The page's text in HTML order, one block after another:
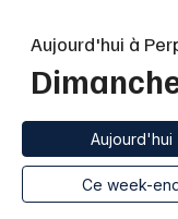
Grands
Activité &
Colmar
Lille
Lyon
Marseille
Aujourd'hui à
Aujourd'hui
Ce week-
Languedoc-
Changer de lieu
Aujourd'hui